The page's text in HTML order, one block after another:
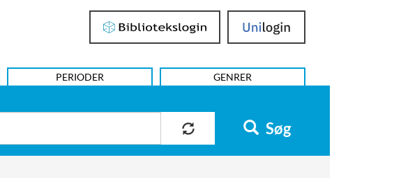
Bibliotekslogin UniLogin
PERIODER GENRER
Søg